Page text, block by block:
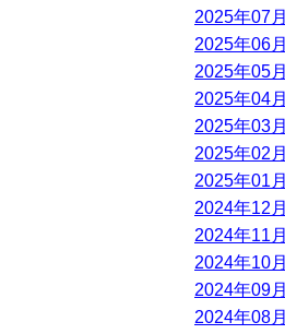
2025年07月
2025年06月
2025年05月
2025年04月
2025年03月
2025年02月
2025年01月
2024年12月
2024年11月
2024年10月
2024年09月
2024年08月